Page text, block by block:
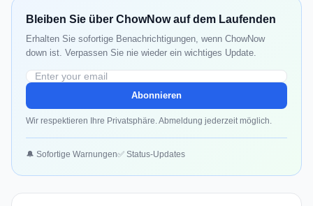
Bleiben Sie über ChowNow auf dem Laufenden
Erhalten Sie sofortige Benachrichtigungen, wenn ChowNow
down ist. Verpassen Sie nie wieder ein wichtiges Update.
Abonnieren
Wir respektieren Ihre Privatsphäre. Abmeldung jederzeit möglich.
🔔 Sofortige Warnungen✅ Status-Updates